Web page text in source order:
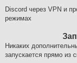
о
щ
е
Discord через VPN и
режимах
Никаких
запускается прямо из